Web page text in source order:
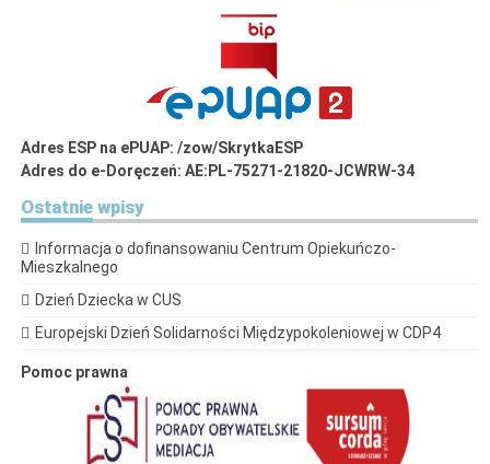
Adres ESP na ePUAP: /zow/SkrytkaESP
Adres do e-Doręczeń: AE:PL-75271-21820-JCWRW-34
Ostatnie wpisy
Informacja o dofinansowaniu Centrum Opiekuńczo-
Mieszkalnego
Dzień Dziecka w CUS
Europejski Dzień Solidarności Międzypokoleniowej w CDP4
Pomoc prawna